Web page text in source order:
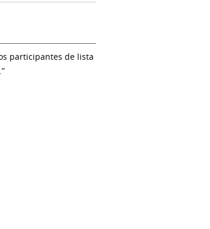
participantes de lista